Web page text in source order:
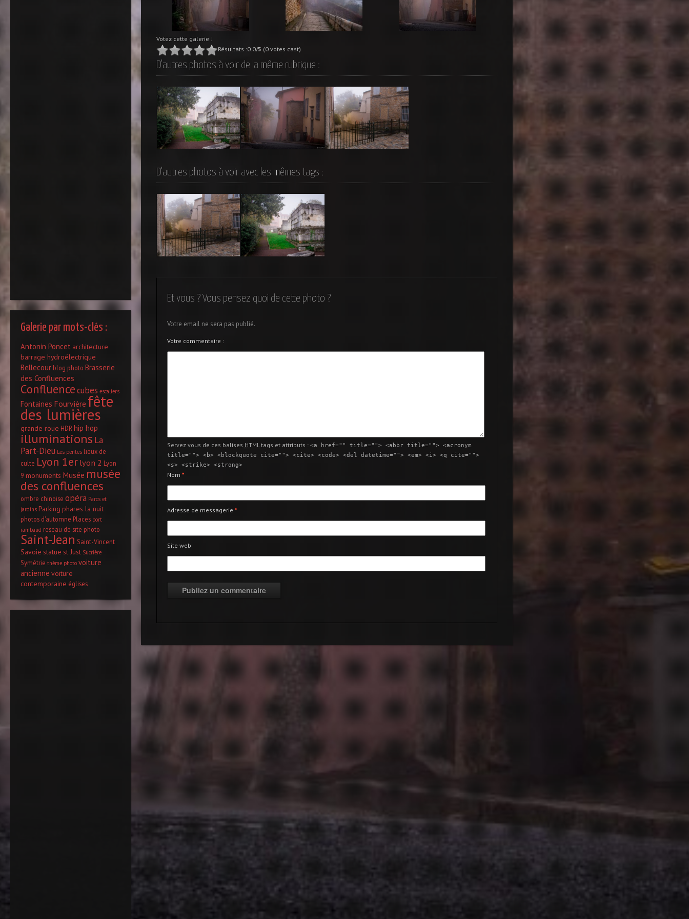
Votez cette galerie !
Résultats :0.0/5 (0 votes cast)
D'autres photos à voir de la même rubrique :
place Eugène Wernert
D'autres photos à voir avec les mêmes tags :
Et vous ? Vous pensez quoi de cette photo ?
Votre email ne sera pas publié.
Votre commentaire :
Servez vous de ces balises HTMLtags et attributs : <a href="" title=""> <abbr title=""> <acronym
title=""> <b> <blockquote cite=""> <cite> <code> <del datetime=""> <em> <i> <q cite="">
<s> <strike> <strong>
Nom *
Adresse de messagerie *
Site web
Galerie par mots-clés :
Antonin Poncet architecture
barrage hydroélectrique
Bellecourblog photo Brasserie
des Confluences
Confluencecubes escaliers
Fontaines Fourvière fête
des lumières
grande roue HDR hip hop
illuminations La
Part-Dieu Les pentes lieux de
culte Lyon 1erlyon 2 Lyon
9 monuments Musée musée
des confluences
ombre chinoise opéra Parcs et
jardins Parking phares la nuit
photos d'automne Places port
rambaud reseau de site photo
Saint-Jean Saint-Vincent
Savoie statue st Just Sucrière
Symétrie thème photo voiture
ancienne voiture
contemporaine églises